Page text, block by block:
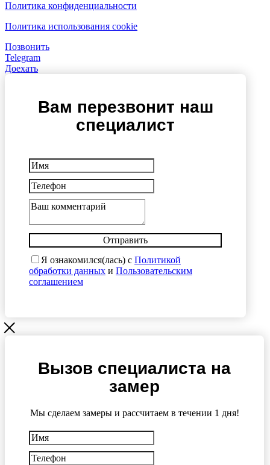
Политика конфиденциальности
Политика использования cookie
Позвонить
Telegram
Доехать
Вам перезвонит наш
специалист
Отправить
Я ознакомился(лась) с Политикой
обработки данных и Пользовательским
соглашением
Вызов специалиста на
замер
Мы сделаем замеры и рассчитаем в течении 1 дня!